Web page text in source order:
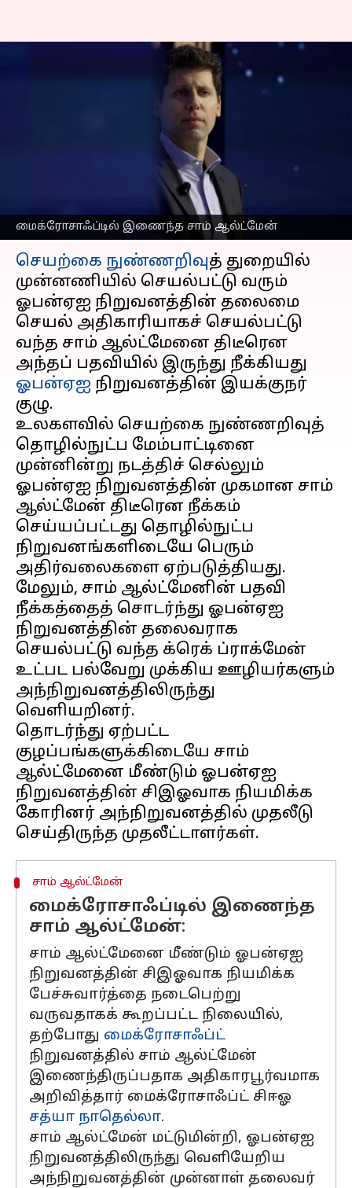
மைக்ரோசாஃப்டில் இணைந்த சாம் ஆல்ட்மேன்
புதிய சிஇஓ-வை நியமித்த
மைக்ரோசாஃப்டில்
இணைந்த சாம்
Nov 20, 2023
செய்தி முன்னோட்டம்
செயற்கை நுண்ணறிவுத் துறையில்
முன்னணியில் செயல்பட்டு வரும்
ஓபன்ஏஐ நிறுவனத்தின் தலைமை
செயல் அதிகாரியாகச் செயல்பட்டு
வந்த சாம் ஆல்ட்மேனை திடீரென
அந்தப் பதவியில் இருந்து நீக்கியது
ஓபன்ஏஐ நிறுவனத்தின் இயக்குநர்
குழு.
உலகளவில் செயற்கை நுண்ணறிவுத்
தொழில்நுட்ப மேம்பாட்டினை
முன்னின்று நடத்திச் செல்லும்
ஓபன்ஏஐ நிறுவனத்தின் முகமான சாம்
ஆல்ட்மேன் திடீரென நீக்கம்
செய்யப்பட்டது தொழில்நுட்ப
நிறுவனங்களிடையே பெரும்
அதிர்வலைகளை ஏற்படுத்தியது.
மேலும், சாம் ஆல்ட்மேனின் பதவி
நீக்கத்தைத் சொடர்ந்து ஓபன்ஏஐ
நிறுவனத்தின் தலைவராக
செயல்பட்டு வந்த க்ரெக் ப்ராக்மேன்
உட்பட பல்வேறு முக்கிய ஊழியர்களும்
அந்நிறுவனத்திலிருந்து
வெளியறினர்.
தொடர்ந்து ஏற்பட்ட
குழப்பங்களுக்கிடையே சாம்
ஆல்ட்மேனை மீண்டும் ஓபன்ஏஐ
நிறுவனத்தின் சிஇஓவாக நியமிக்க
கோரினர் அந்நிறுவனத்தில் முதலீடு
சாம் ஆல்ட்மேன்
மைக்ரோசாஃப்டில் இணைந்த
சாம் ஆல்ட்மேன்:
சாம் ஆல்ட்மேனை மீண்டும் ஓபன்ஏஐ
நிறுவனத்தின் சிஇஓவாக நியமிக்க
பேச்சுவார்த்தை நடைபெற்று
வருவதாகக் கூறப்பட்ட நிலையில்,
தற்போது மைக்ரோசாஃப்ட்
நிறுவனத்தில் சாம் ஆல்ட்மேன்
இணைந்திருப்பதாக அதிகாரபூர்வமாக
அறிவித்தார் மைக்ரோசாஃப்ட் சிஈஓ
சத்யா நாதெல்லா.
சாம் ஆல்ட்மேன் மட்டுமின்றி, ஓபன்ஏஐ
நிறுவனத்திலிருந்து வெளியேறிய
அந்நிறுவனத்தின் முன்னாள் தலைவர்